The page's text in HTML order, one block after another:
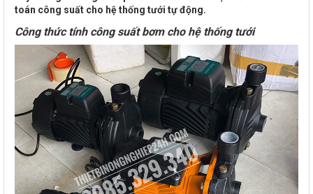
toán công suất cho hệ thống tưới tự động.
Công thức tính công suất bơm cho hệ thống tưới